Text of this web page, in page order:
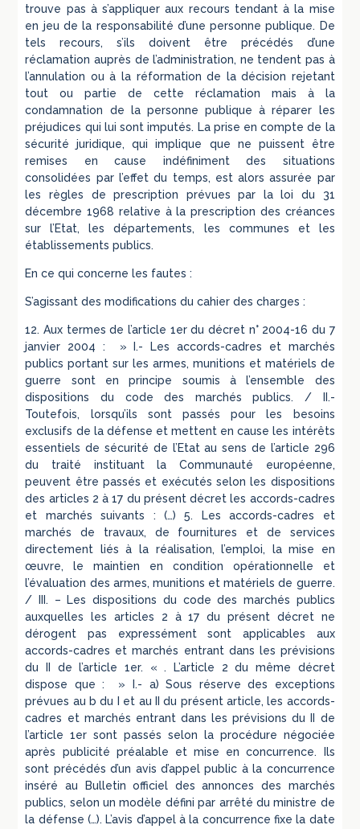
trouve pas à s’appliquer aux recours tendant à la mise
en jeu de la responsabilité d’une personne publique. De
tels recours, s’ils doivent être précédés d’une
réclamation auprès de l’administration, ne tendent pas à
l’annulation ou à la réformation de la décision rejetant
tout ou partie de cette réclamation mais à la
condamnation de la personne publique à réparer les
préjudices qui lui sont imputés. La prise en compte de la
sécurité juridique, qui implique que ne puissent être
remises en cause indéfiniment des situations
consolidées par l’effet du temps, est alors assurée par
les règles de prescription prévues par la loi du 31
décembre 1968 relative à la prescription des créances
sur l’Etat, les départements, les communes et les
établissements publics.
En ce qui concerne les fautes :
S’agissant des modifications du cahier des charges :
12. Aux termes de l’article 1er du décret n° 2004-16 du 7
janvier 2004 : » I.- Les accords-cadres et marchés
publics portant sur les armes, munitions et matériels de
guerre sont en principe soumis à l’ensemble des
dispositions du code des marchés publics. / II.-
Toutefois, lorsqu’ils sont passés pour les besoins
exclusifs de la défense et mettent en cause les intérêts
essentiels de sécurité de l’Etat au sens de l’article 296
du traité instituant la Communauté européenne,
peuvent être passés et exécutés selon les dispositions
des articles 2 à 17 du présent décret les accords-cadres
et marchés suivants : (…) 5. Les accords-cadres et
marchés de travaux, de fournitures et de services
directement liés à la réalisation, l’emploi, la mise en
œuvre, le maintien en condition opérationnelle et
l’évaluation des armes, munitions et matériels de guerre.
/ III. – Les dispositions du code des marchés publics
auxquelles les articles 2 à 17 du présent décret ne
dérogent pas expressément sont applicables aux
accords-cadres et marchés entrant dans les prévisions
du II de l’article 1er. « . L’article 2 du même décret
dispose que : » I.- a) Sous réserve des exceptions
prévues au b du I et au II du présent article, les accords-
cadres et marchés entrant dans les prévisions du II de
l’article 1er sont passés selon la procédure négociée
après publicité préalable et mise en concurrence. Ils
sont précédés d’un avis d’appel public à la concurrence
inséré au Bulletin officiel des annonces des marchés
publics, selon un modèle défini par arrêté du ministre de
la défense (…). L’avis d’appel à la concurrence fixe la date